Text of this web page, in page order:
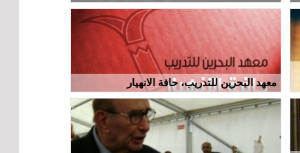
معهد البحرين للتدريب، حافة الانهيار